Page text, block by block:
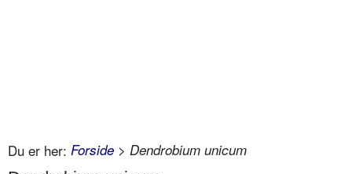
Du er her: Forside > Dendrobium unicum